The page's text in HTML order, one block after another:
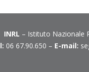
INRL – Istituto Nazionale
06 67.90.650 – E-mail: